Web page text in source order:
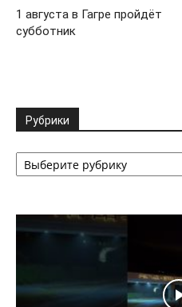
1 августа в Гагре пройдёт
субботник
Рубрики
Рубрики